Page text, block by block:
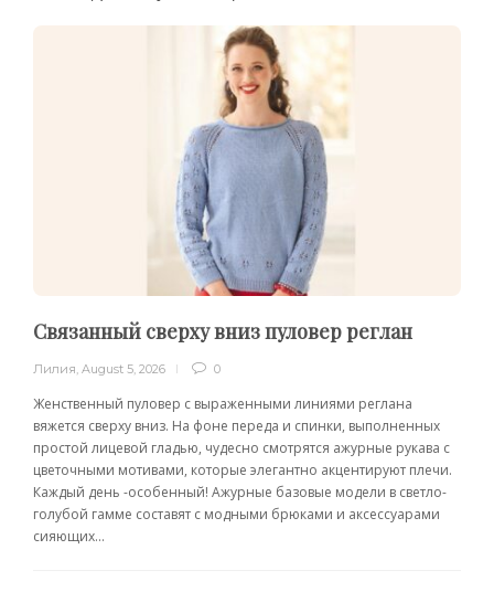
Связанный сверху вниз пуловер реглан
Лилия, August 5, 2026 0
Женственный пуловер с выраженными линиями реглана
вяжется сверху вниз. На фоне переда и спинки, выполненных
простой лицевой гладью, чудесно смотрятся ажурные рукава с
цветочными мотивами, которые элегантно акцентируют плечи.
Каждый день -особенный! Ажурные базовые модели в светло-
голубой гамме составят с модными брюками и аксессуарами
сияющих...